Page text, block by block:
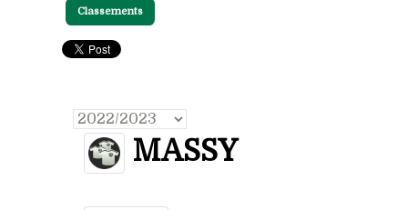
Classements
MASSY